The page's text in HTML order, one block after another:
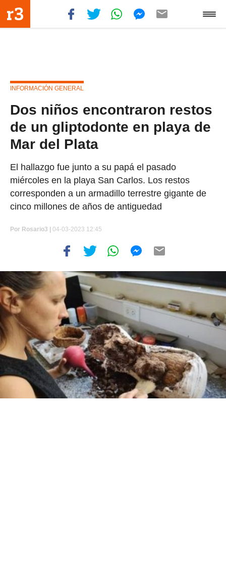
INFORMACIÓN GENERAL
Dos niños encontraron restos
de un gliptodonte en playa de
Mar del Plata
El hallazgo fue junto a su papá el pasado
miércoles en la playa San Carlos. Los restos
corresponden a un armadillo terrestre gigante de
cinco millones de años de antiguedad
Por Rosario3 | 04-03-2023 12:45